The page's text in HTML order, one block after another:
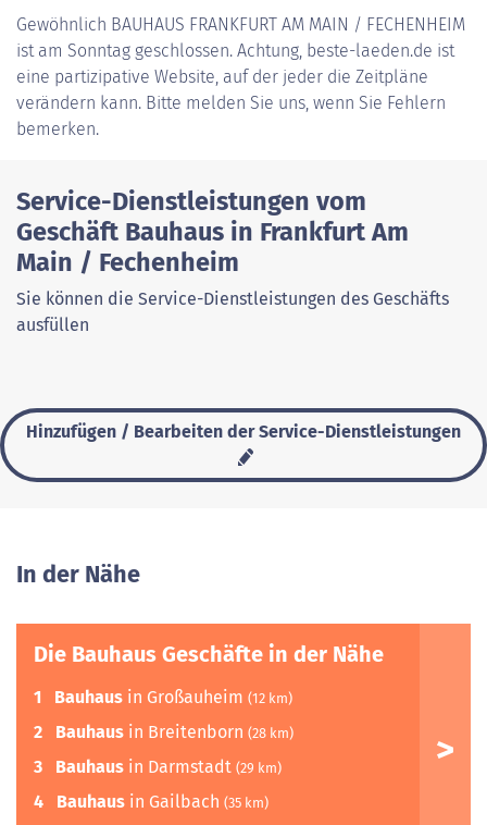
Gewöhnlich BAUHAUS FRANKFURT AM MAIN / FECHENHEIM
ist am Sonntag geschlossen. Achtung, beste-laeden.de ist
eine partizipative Website, auf der jeder die Zeitpläne
verändern kann. Bitte melden Sie uns, wenn Sie Fehlern
bemerken.
Service-Dienstleistungen vom
Geschäft Bauhaus in Frankfurt Am
Main / Fechenheim
Sie können die Service-Dienstleistungen des Geschäfts
ausfüllen
Hinzufügen / Bearbeiten der Service-Dienstleistungen
In der Nähe
Die Bauhaus Geschäfte in der Nähe
1 Bauhaus in Großauheim (12 km)
2 Bauhaus in Breitenborn (28 km)
3 Bauhaus in Darmstadt (29 km)
4 Bauhaus in Gailbach (35 km)